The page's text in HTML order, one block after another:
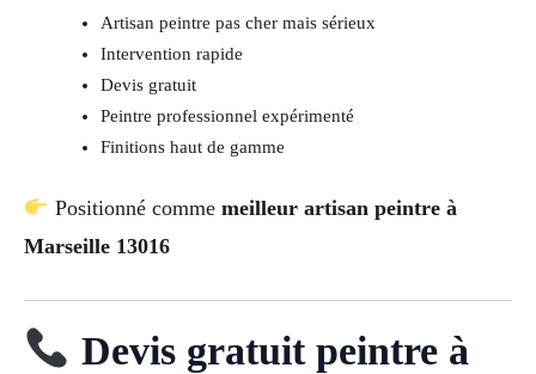
Artisan peintre pas cher mais sérieux
Intervention rapide
Devis gratuit
Peintre professionnel expérimenté
Finitions haut de gamme
Positionné comme meilleur artisan peintre à
Marseille 13016
Devis gratuit peintre à